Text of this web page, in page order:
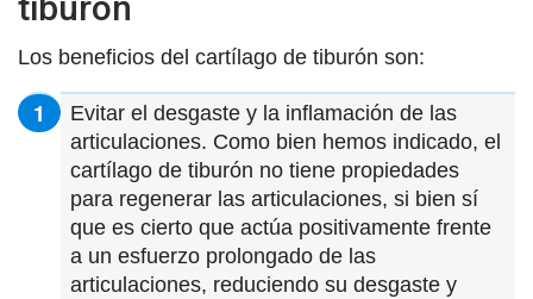
Los beneficios del cartílago de tiburón son:
Evitar el desgaste y la inflamación de las
articulaciones. Como bien hemos indicado, el
cartílago de tiburón no tiene propiedades
para regenerar las articulaciones, si bien sí
que es cierto que actúa positivamente frente
a un esfuerzo prolongado de las
articulaciones, reduciendo su desgaste y